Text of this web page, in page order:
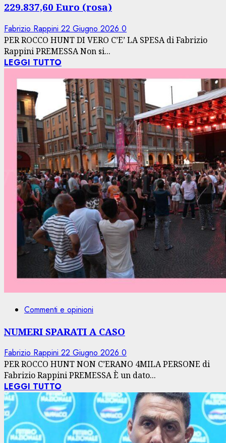
229.837,60 Euro (rosa)
Fabrizio Rappini 22 Giugno 2026 0
PER ROCCO HUNT DI VERO C’E’ LA SPESA di Fabrizio
Rappini PREMESSA Non si...
LEGGI TUTTO
Commenti e opinioni
NUMERI SPARATI A CASO
Fabrizio Rappini 22 Giugno 2026 0
PER ROCCO HUNT NON C’ERANO 4MILA PERSONE di
Fabrizio Rappini PREMESSA È un dato...
LEGGI TUTTO